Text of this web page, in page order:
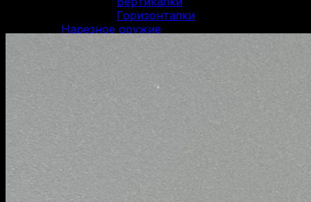
Горизонталки
Нарезное оружие
Нарезные карабины Сайга
Нарезные карабины Вепрь
Карабины 300 WM
Карабины 308 WIN
Карабины 7.62/39